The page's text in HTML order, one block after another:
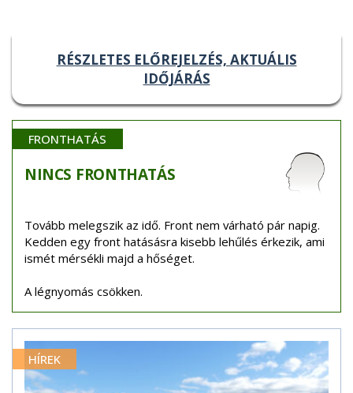
RÉSZLETES ELŐREJELZÉS, AKTUÁLIS
IDŐJÁRÁS
FRONTHATÁS
NINCS FRONTHATÁS
Tovább melegszik az idő. Front nem várható pár napig.
Kedden egy front hatásásra kisebb lehűlés érkezik, ami
ismét mérsékli majd a hőséget.
A légnyomás csökken.
HÍREK